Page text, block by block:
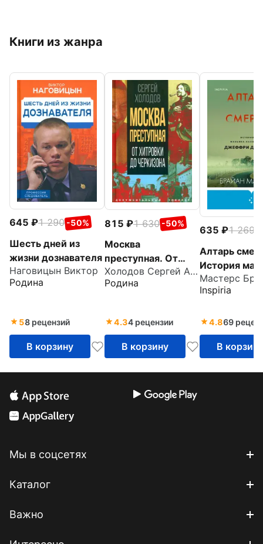
Книги из жанра
645 1 290 -50%
Шесть дней из
жизни дознавателя
Наговицын Виктор
Родина
58 рецензий
В корзину
815 1 630 -50%
Москва
преступная. От
Хитровки до
Черкизона
Холодов Сергей Альбертович
Родина
4.34 рецензии
В корзину
635 1 269
Алтарь
История
каннибала
Джеффри
Мастерс
Inspiria
4.869
В корзину
Мы в соцсетях
Каталог
Важно